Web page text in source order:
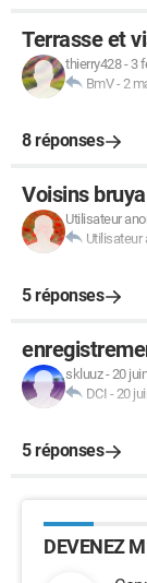
Terrasse et
thierry428- 3
BmV-2
8 réponses
Voisins
Utilisateur
Utilisateur
5 réponses
skluuz-20
DCI -20
5 réponses
DEVENEZ